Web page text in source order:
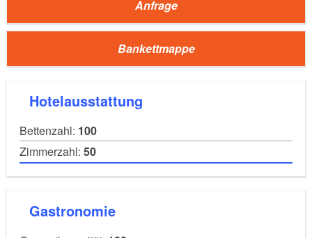
Anfrage
Bankettmappe
Hotelausstattung
Bettenzahl: 100
Zimmerzahl: 50
Gastronomie